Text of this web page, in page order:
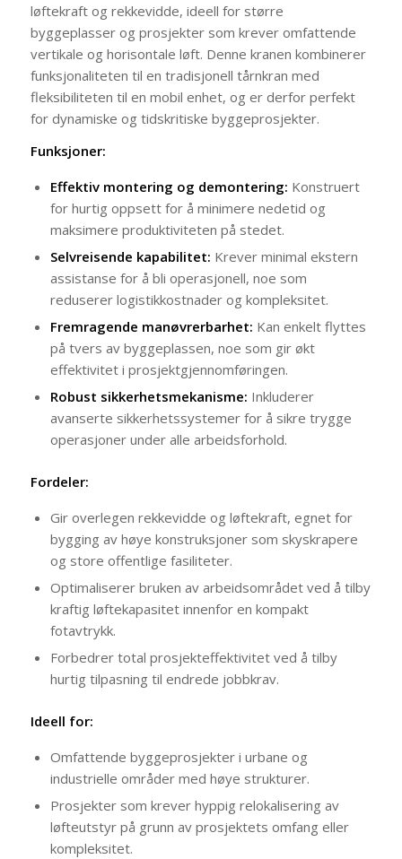
løftekraft og rekkevidde, ideell for større
byggeplasser og prosjekter som krever omfattende
vertikale og horisontale løft. Denne kranen kombinerer
funksjonaliteten til en tradisjonell tårnkran med
fleksibiliteten til en mobil enhet, og er derfor perfekt
for dynamiske og tidskritiske byggeprosjekter.
Funksjoner:
Effektiv montering og demontering: Konstruert
for hurtig oppsett for å minimere nedetid og
maksimere produktiviteten på stedet.
Selvreisende kapabilitet: Krever minimal ekstern
assistanse for å bli operasjonell, noe som
reduserer logistikkostnader og kompleksitet.
Fremragende manøvrerbarhet: Kan enkelt flyttes
på tvers av byggeplassen, noe som gir økt
effektivitet i prosjektgjennomføringen.
Robust sikkerhetsmekanisme: Inkluderer
avanserte sikkerhetssystemer for å sikre trygge
operasjoner under alle arbeidsforhold.
Fordeler:
Gir overlegen rekkevidde og løftekraft, egnet for
bygging av høye konstruksjoner som skyskrapere
og store offentlige fasiliteter.
Optimaliserer bruken av arbeidsområdet ved å tilby
kraftig løftekapasitet innenfor en kompakt
fotavtrykk.
Forbedrer total prosjekteffektivitet ved å tilby
hurtig tilpasning til endrede jobbkrav.
Ideell for:
Omfattende byggeprosjekter i urbane og
industrielle områder med høye strukturer.
Prosjekter som krever hyppig relokalisering av
løfteutstyr på grunn av prosjektets omfang eller
kompleksitet.